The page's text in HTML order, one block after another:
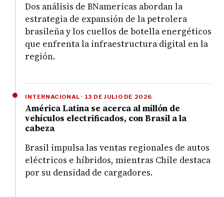
Dos análisis de BNamericas abordan la
estrategia de expansión de la petrolera
brasileña y los cuellos de botella energéticos
que enfrenta la infraestructura digital en la
región.
INTERNACIONAL · 13 DE JULIO DE 2026
América Latina se acerca al millón de
vehículos electrificados, con Brasil a la
cabeza
Brasil impulsa las ventas regionales de autos
eléctricos e híbridos, mientras Chile destaca
por su densidad de cargadores.